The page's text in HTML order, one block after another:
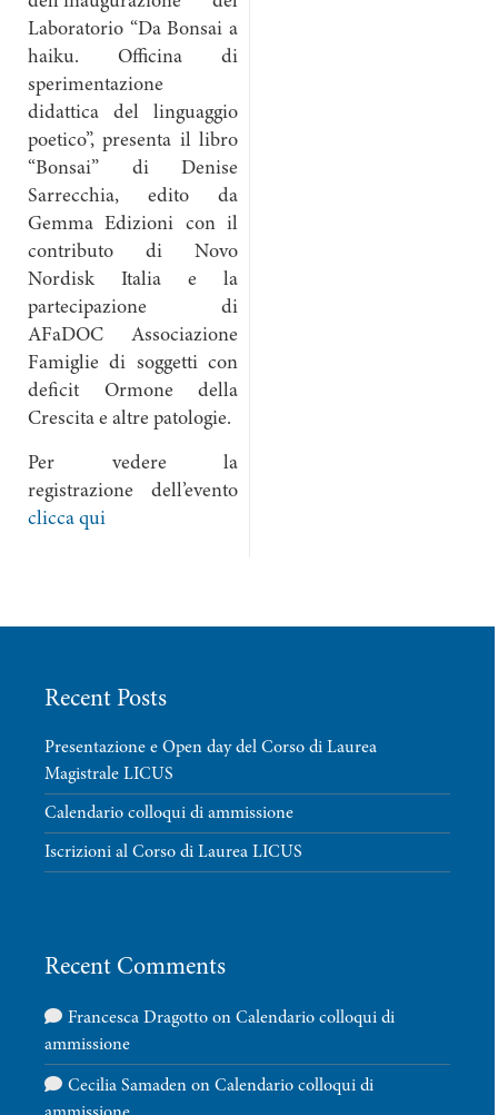
Laboratorio “Da Bonsai a
haiku. Officina di
sperimentazione
didattica del linguaggio
poetico”, presenta il libro
“Bonsai” di Denise
Sarrecchia, edito da
Gemma Edizioni con il
contributo di Novo
Nordisk Italia e la
partecipazione di
AFaDOC Associazione
Famiglie di soggetti con
deficit Ormone della
Crescita e altre patologie.
Per vedere la
registrazione dell’evento
clicca qui
Recent Posts
Presentazione e Open day del Corso di Laurea
Magistrale LICUS
Calendario colloqui di ammissione
Iscrizioni al Corso di Laurea LICUS
Recent Comments
Francesca Dragotto on Calendario colloqui di
ammissione
Cecilia Samaden on Calendario colloqui di